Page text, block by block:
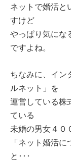
ネットで婚活と
すけど
やっぱり気にな
ですよね。
ちなみに、イン
ルネット」を
運営している株
ている
未婚の男女４０
「ネット婚活
と･･･